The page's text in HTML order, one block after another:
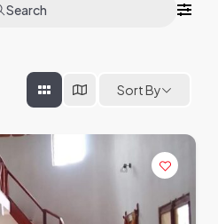
Search
Sort By